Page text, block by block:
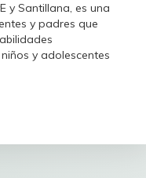
y Santillana, es una
y padres que
y adolescentes